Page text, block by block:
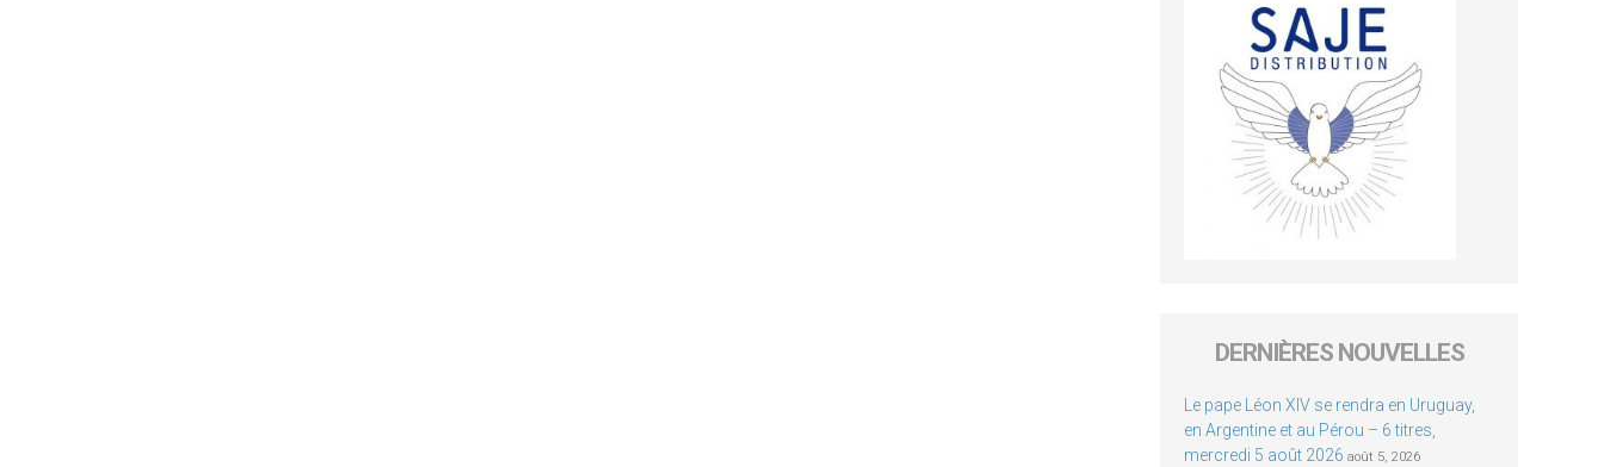
DERNIÈRES NOUVELLES
Le pape Léon XIV se rendra en Uruguay,
en Argentine et au Pérou – 6 titres,
mercredi 5 août 2026 août 5, 2026